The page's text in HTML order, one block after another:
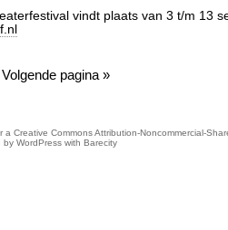
vindt plaats van 3 t/m 13
Volgende pagina »
a Creative Commons Attribution-Noncommercial-
by WordPress with Barecity